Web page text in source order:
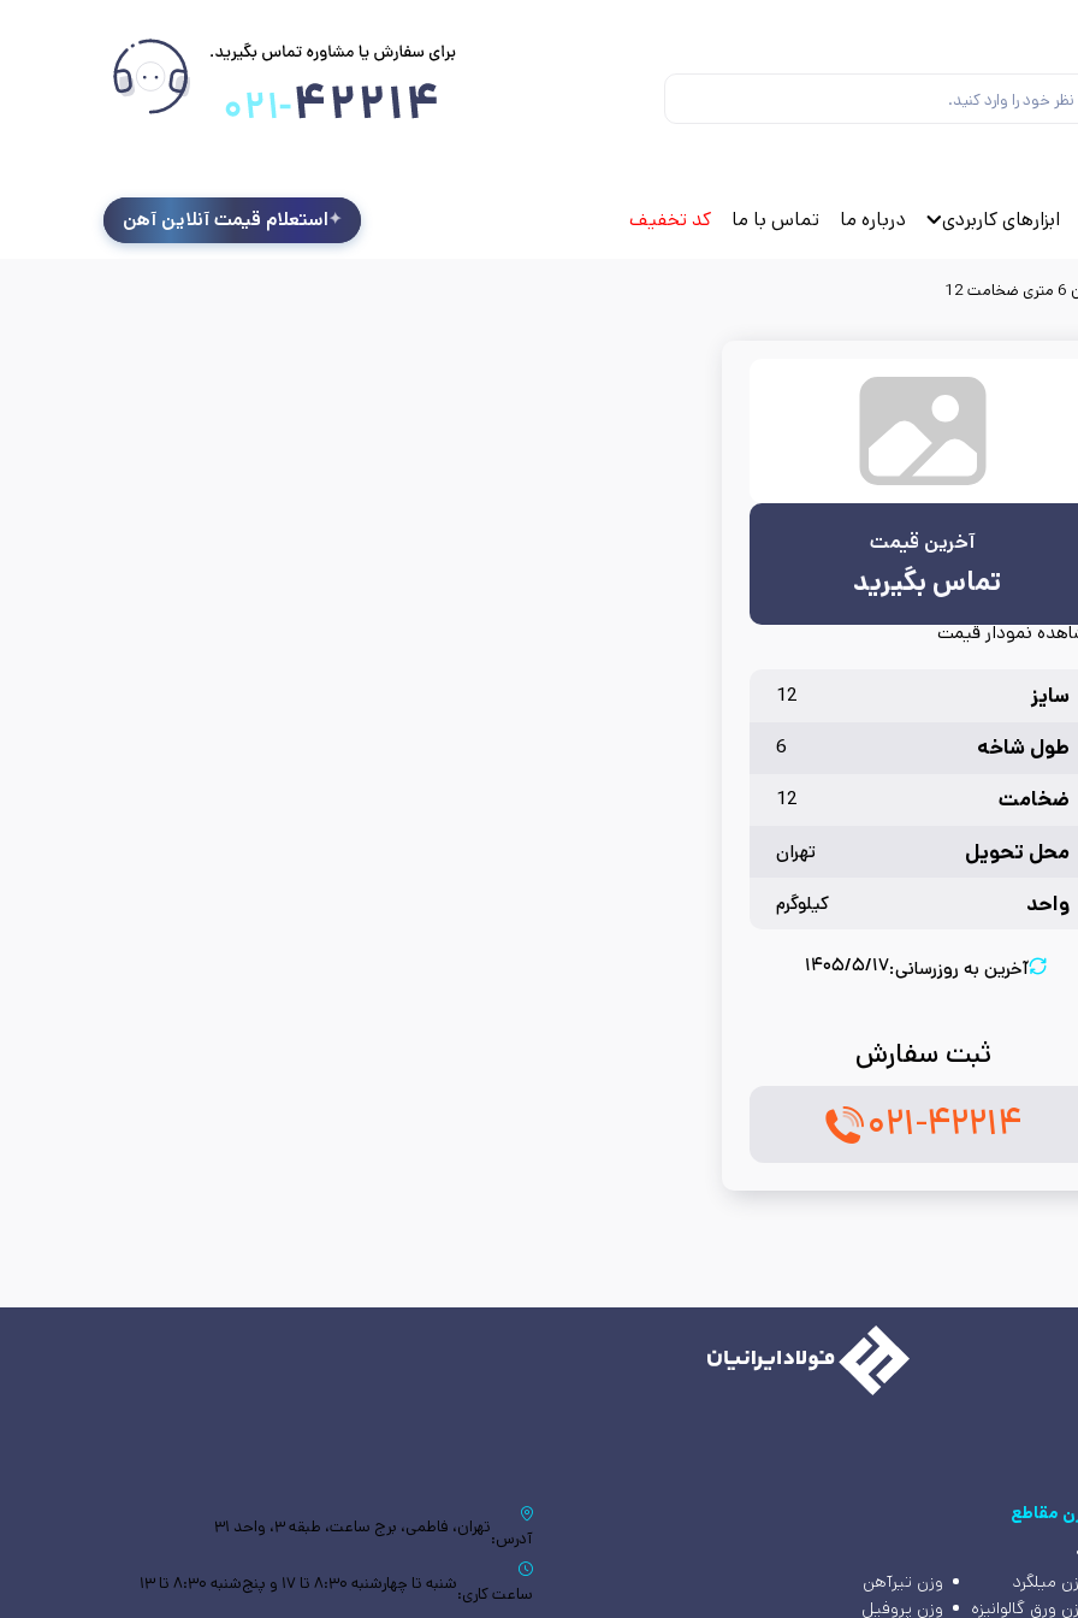
ابزارهای کاربردی درباره ما تماس با ما کد تخفیف استعلام قیمت آنلاین آهن
آخرین قیمت
تماس بگیرید
نمودار قیمت
سایز 12
طول شاخه 6
ضخامت 12
محل تحویل تهران
واحد کیلوگرم
آخرین به روزرسانی:۱۴۰۵/۵/۱۷
ثبت سفارش
۰۲۱-۴۲۲۱۴
مقاطع
میلگرد
وزن تیرآهن
ورق گالوانیزه
وزن پروفیل
آدرس:تهران، فاطمی، برج ساعت، طبقه ۳، واحد ۳۱
ساعت کاری:شنبه تا چهارشنبه ۸:۳۰ تا ۱۷ و پنج‌شنبه ۸:۳۰ تا ۱۳